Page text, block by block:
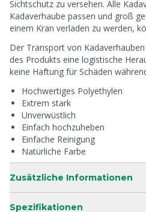
Sichtschutz zu versehen. Alle
Kadaverhaube passen und groß
einem Kran verladen zu werden,
Der Transport von
des Produkts eine logistische
keine Haftung für Schäden
Hochwertiges Polyethylen
Extrem stark
Unverwüstlich
Einfach hochzuheben
Einfache Reinigung
Natürliche Farbe
Zusätzliche Informationen
Spezifikationen